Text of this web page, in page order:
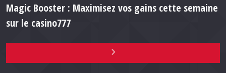
Magic Booster : Maximisez vos gains cette semaine
sur le casino777